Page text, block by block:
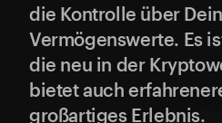
die Kontrolle über
Vermögenswerte. Es
die neu in der
bietet auch
großartiges Erlebnis.